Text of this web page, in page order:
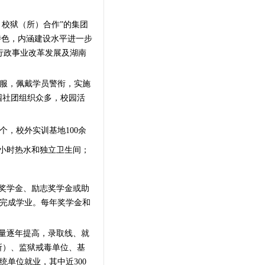
狱（所）合作”的集团
，内涵建设水平进一步
政事业改革发展及湖南
， 佩戴学员警衔， 实施
团组织众多，校园活
，校外实训基地100余
时热水和独立卫生间；
学金、励志奖学金或助
成学业。每年奖学金和
逐年提高，录取线、就
、监狱戒毒单位、基
单位就业，其中近300